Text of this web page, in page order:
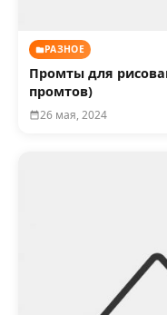
РАЗНОЕ
Промты для
промтов)
26 мая, 2024